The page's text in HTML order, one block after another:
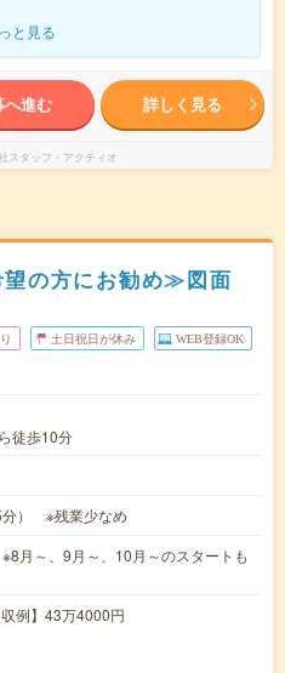
と見る
へ進む 詳しく見る
スタッフ・アクティオ
の方にお勧め≫図面
土日祝日が休み WEB登録OK
徒歩10分
分） ※残業少なめ
月～、9月～、10月～のスタートも
例】43万4000円